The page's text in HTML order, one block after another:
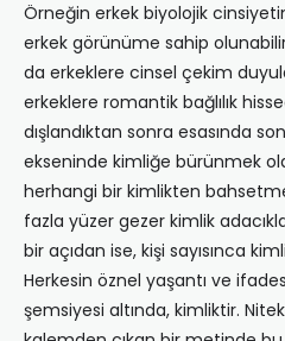
Örneğin erkek biyolojik
erkek görünüme sahip
da erkeklere cinsel çekim
erkeklere romantik bağlılık
dışlandıktan sonra esasında
ekseninde kimliğe bürünmek
herhangi bir kimlikten
fazla yüzer gezer kimlik
bir açıdan ise, kişi sayısınca
Herkesin öznel yaşantı ve
şemsiyesi altında, kimliktir.